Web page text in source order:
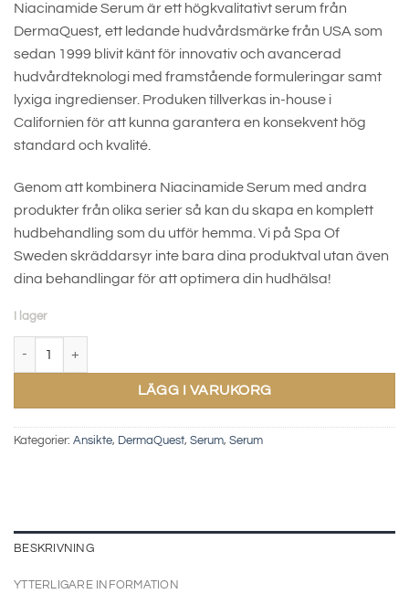
Niacinamide Serum är ett högkvalitativt serum från
DermaQuest, ett ledande hudvårdsmärke från USA som
sedan 1999 blivit känt för innovativ och avancerad
hudvårdteknologi med framstående formuleringar samt
lyxiga ingredienser. Produken tillverkas in-house i
Californien för att kunna garantera en konsekvent hög
standard och kvalité.
Genom att kombinera Niacinamide Serum med andra
produkter från olika serier så kan du skapa en komplett
hudbehandling som du utför hemma. Vi på Spa Of
Sweden skräddarsyr inte bara dina produktval utan även
dina behandlingar för att optimera din hudhälsa!
I lager
LÄGG I VARUKORG
Kategorier: Ansikte, DermaQuest, Serum, Serum
BESKRIVNING
YTTERLIGARE INFORMATION